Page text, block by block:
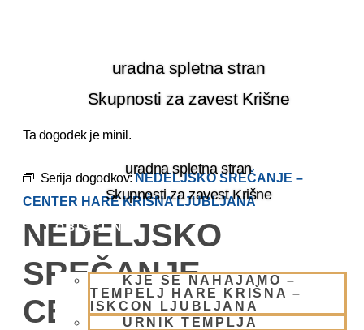
uradna spletna stran
Skupnosti za zavest Krišne
uradna spletna stran
Skupnosti za zavest Krišne
OBIŠČI NAS
KJE SE NAHAJAMO –
TEMPELJ HARE KRIŠNA –
ISKCON LJUBLJANA
URNIK TEMPLJA
Ta dogodek je minil.
Serija dogodkov:NEDELJSKO SREČANJE –
CENTER HARE KRIŠNA LJUBLJANA
NEDELJSKO
SREČANJE –
CENTER HARE